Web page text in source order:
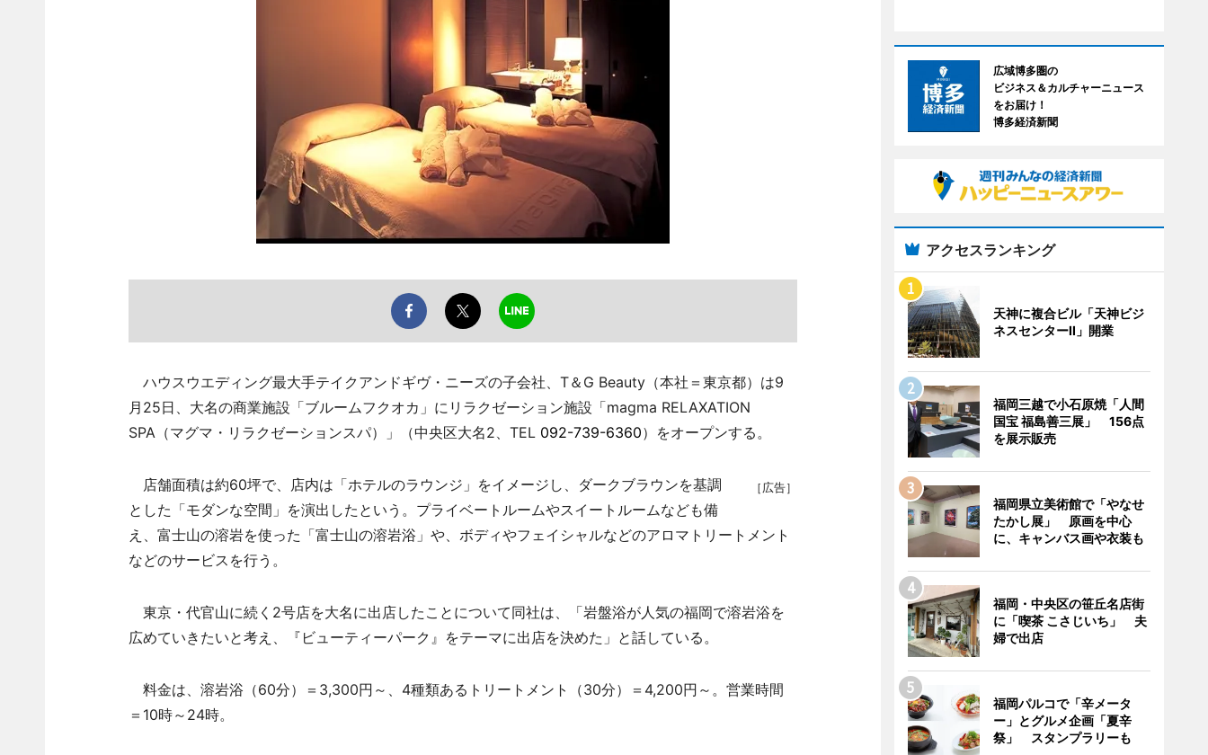
ハウスウエディング最大手テイクアンドギヴ・ニーズの子会社、T＆G Beauty（本社＝東京都）は9
月25日、大名の商業施設「ブルームフクオカ」にリラクゼーション施設「magma RELAXATION
SPA（マグマ・リラクゼーションスパ）」（中央区大名2、TEL 092-739-6360）をオープンする。
［広告］
店舗面積は約60坪で、店内は「ホテルのラウンジ」をイメージし、ダークブラウンを基調
とした「モダンな空間」を演出したという。プライベートルームやスイートルームなども備
え、富士山の溶岩を使った「富士山の溶岩浴」や、ボディやフェイシャルなどのアロマトリートメント
などのサービスを行う。
東京・代官山に続く2号店を大名に出店したことについて同社は、「岩盤浴が人気の福岡で溶岩浴を
広めていきたいと考え、『ビューティーパーク』をテーマに出店を決めた」と話している。
料金は、溶岩浴（60分）＝3,300円～、4種類あるトリートメント（30分）＝4,200円～。営業時間
＝10時～24時。
広域博多圏の
ビジネス＆カルチャーニュース
をお届け！
博多経済新聞
アクセスランキング
天神に複合ビル「天神ビジ
ネスセンターII」開業
福岡三越で小石原焼「人間
国宝 福島善三展」 156点
を展示販売
福岡県立美術館で「やなせ
たかし展」 原画を中心
に、キャンバス画や衣装も
福岡・中央区の笹丘名店街
に「喫茶 こさじいち」 夫
婦で出店
福岡パルコで「辛メータ
ー」とグルメ企画「夏辛
祭」 スタンプラリーも